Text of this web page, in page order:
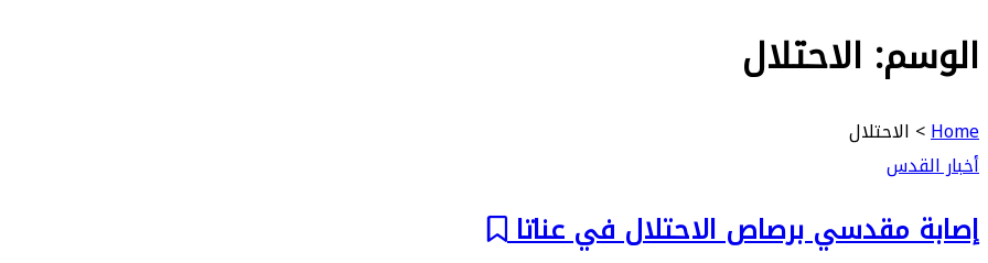
الوسم: الاحتلال
Home
> الاحتلال
أخبار القدس
إصابة مقدسي برصاص الاحتلال في عناتا